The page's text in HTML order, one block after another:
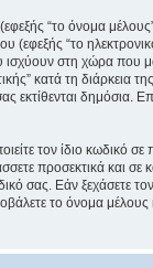
“το όνομα
(εφεξής “το
στη χώρα που
τη διάρκεια
δημόσια.
τον ίδιο κωδικό
προσεκτικά και
σας. Εάν ξεχάσετε
το όνομα